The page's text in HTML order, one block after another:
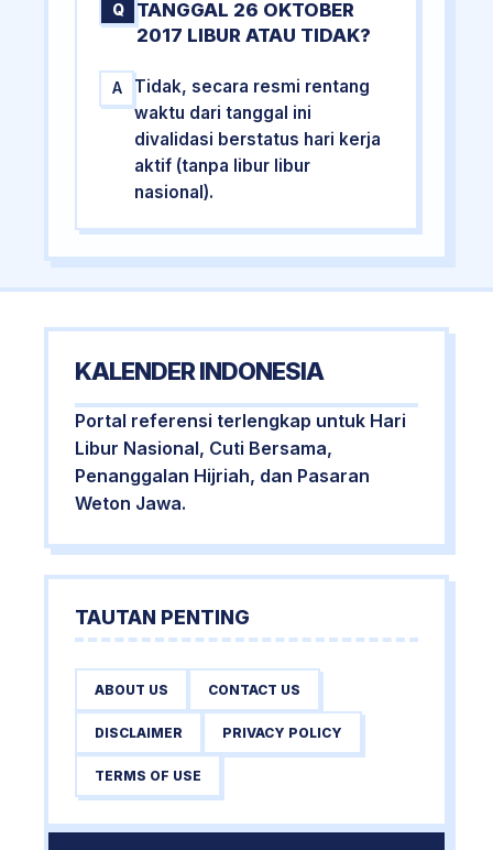
Q
TANGGAL 26 OKTOBER
2017 LIBUR ATAU TIDAK?
A
Tidak, secara resmi rentang
waktu dari tanggal ini
divalidasi berstatus hari kerja
aktif (tanpa libur libur
nasional).
KALENDER INDONESIA
Portal referensi terlengkap untuk Hari
Libur Nasional, Cuti Bersama,
Penanggalan Hijriah, dan Pasaran
Weton Jawa.
TAUTAN PENTING
ABOUT US CONTACT US
DISCLAIMER PRIVACY POLICY
TERMS OF USE